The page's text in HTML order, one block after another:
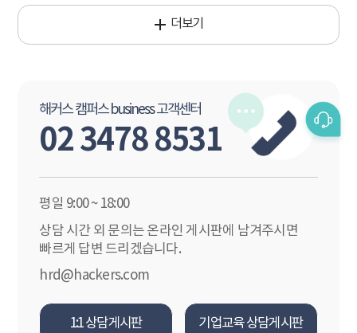
더보기
해커스 캠퍼스 business 고객센터
02 3478 8531
평일 9:00 ~ 18:00
상담 시간 외 문의는 온라인 게시판에 남겨주시면
빠르게 답변 드리겠습니다.
hrd@hackers.com
1:1 상담게시판 기업교육 상담게시판